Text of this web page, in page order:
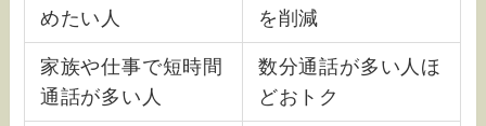
めたい人
を削減
家族や仕事で短時間
通話が多い人
数分通話が多い人ほ
どおトク